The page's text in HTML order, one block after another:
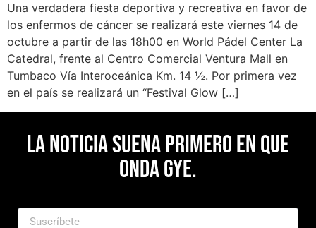
Una verdadera fiesta deportiva y recreativa en favor de
los enfermos de cáncer se realizará este viernes 14 de
octubre a partir de las 18h00 en World Pádel Center La
Catedral, frente al Centro Comercial Ventura Mall en
Tumbaco Vía Interoceánica Km. 14 ½. Por primera vez
en el país se realizará un “Festival Glow […]
La noticia suena primero en Que
Onda Gye.